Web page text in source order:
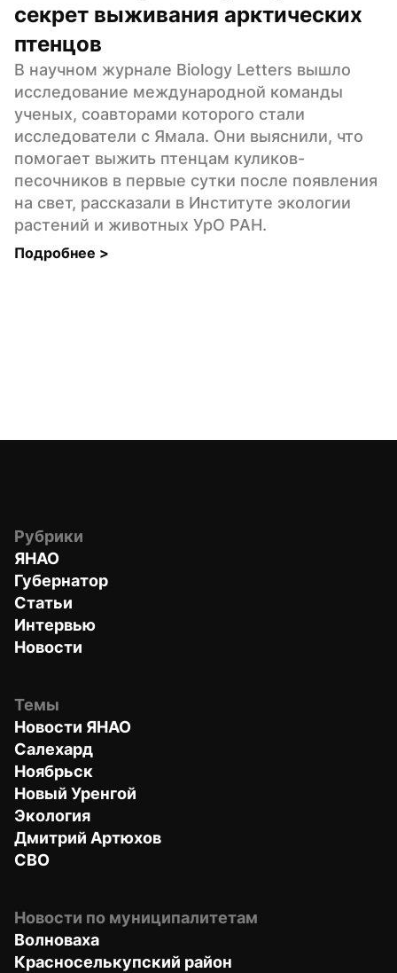
секрет выживания арктических
птенцов
В научном журнале Biology Letters вышло
исследование международной команды
ученых, соавторами которого стали
исследователи с Ямала. Они выяснили, что
помогает выжить птенцам куликов-
песочников в первые сутки после появления
на свет, рассказали в Институте экологии
растений и животных УрО РАН.
Подробнее >
Рубрики
ЯНАО
Губернатор
Статьи
Интервью
Новости
Темы
Новости ЯНАО
Салехард
Ноябрьск
Новый Уренгой
Экология
Дмитрий Артюхов
СВО
Новости по муниципалитетам
Волноваха
Красноселькупский район